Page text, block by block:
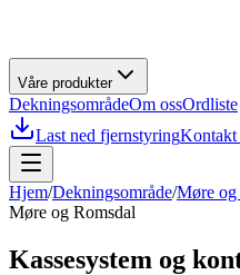
Våre produkter
DekningsområdeOm ossOrdliste
Last ned fjernstyringKontakt
Hjem/Dekningsområde/Møre og
Møre og Romsdal
Kassesystem og